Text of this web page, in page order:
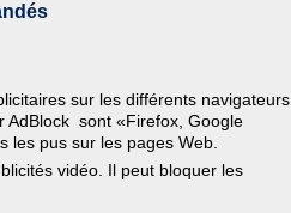
sur les différents navigateurs
AdBlock sont «Firefox, Google
les pus sur les pages Web.
vidéo. Il peut bloquer les